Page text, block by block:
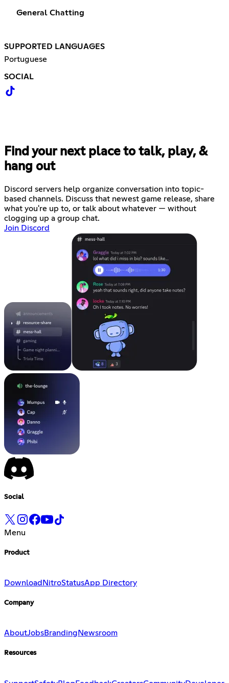
General Chatting
SUPPORTED LANGUAGES
Portuguese
SOCIAL
Find your next place to talk, play, &
hang out
Discord servers help organize conversation into topic-
based channels. Discuss that newest game release, share
what you're up to, or talk about whatever — without
clogging up a group chat.
Join Discord
Social
Menu
Product
Download NitroStatusApp Directory
Company
AboutJobsBranding Newsroom
Resources